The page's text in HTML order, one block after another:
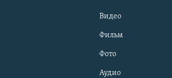
Видео
Фильм
Фото
Аудио